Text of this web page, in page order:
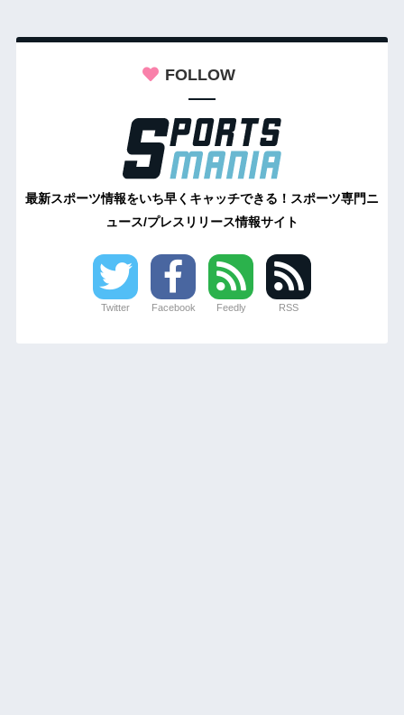
FOLLOW
最新スポーツ情報をいち早くキャッチできる！スポーツ専門ニ
ュース/プレスリリース情報サイト
Twitter Facebook Feedly RSS